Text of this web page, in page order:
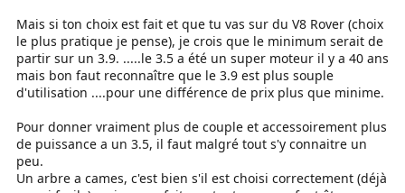
Mais si ton choix est fait et que tu vas sur du V8 Rover (choix
le plus pratique je pense), je crois que le minimum serait de
partir sur un 3.9. .....le 3.5 a été un super moteur il y a 40 ans
mais bon faut reconnaître que le 3.9 est plus souple
d'utilisation ....pour une différence de prix plus que minime.
Pour donner vraiment plus de couple et accessoirement plus
de puissance a un 3.5, il faut malgré tout s'y connaitre un
peu.
Un arbre a cames, c'est bien s'il est choisi correctement (déjà